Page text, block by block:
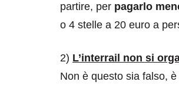
partire, per pagarlo
o 4 stelle a 20 euro a
2) L’interrail non si
Non è questo sia falso,